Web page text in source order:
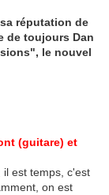
réputation de
de toujours Dan
le nouvel
(guitare) et
il est temps, c'est
on est